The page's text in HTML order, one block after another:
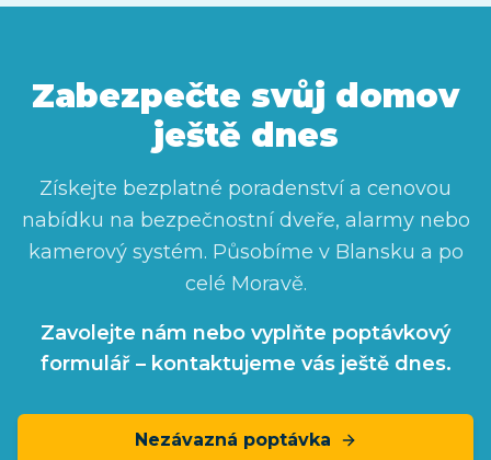
Zabezpečte svůj domov
ještě dnes
Získejte bezplatné poradenství a cenovou
nabídku na bezpečnostní dveře, alarmy nebo
kamerový systém. Působíme v Blansku a po
celé Moravě.
Zavolejte nám nebo vyplňte poptávkový
formulář – kontaktujeme vás ještě dnes.
Nezávazná poptávka